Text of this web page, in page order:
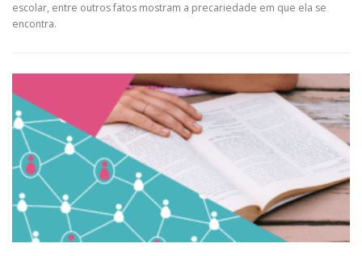
escolar, entre outros fatos mostram a precariedade em que ela se
encontra.